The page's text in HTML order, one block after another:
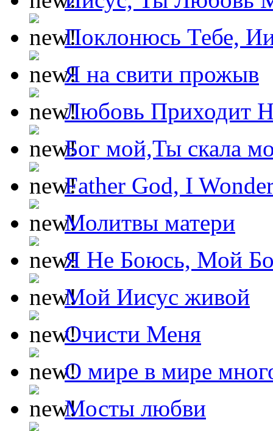
Поклонюсь Тебе,
Я на свити прожыв
Любовь Приходит
Бог мой,Ты скала
Father God, I
Молитвы матери
Я Не Боюсь, Мой
Мой Иисус живой
Очисти Меня
О мире в мире
Мосты любви